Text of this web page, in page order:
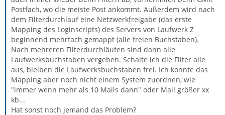
Postfach, wo die meiste Post ankommt. Außerdem wird nach
dem Filterdurchlauf eine Netzwerkfreigabe (das erste
Mapping des Loginscripts) des Servers von Laufwerk Z
beginnend mehrfach gemappt (alle freien Buchstaben).
Nach mehreren Filterdurchläufen sind dann alle
Laufwerksbuchstaben vergeben. Schalte ich die Filter alle
aus, bleiben die Laufwerksbuchstaben frei. Ich konnte das
Mapping aber noch nicht einem System zuordnen, wie
"immer wenn mehr als 10 Mails dann" oder Mail größer xx
kb...
Hat sonst noch jemand das Problem?